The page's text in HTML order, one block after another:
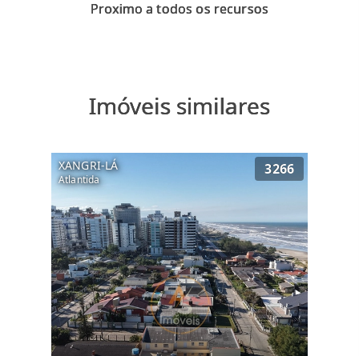
Imóveis similares
XANGRI-LÁ
Atlantida
3266